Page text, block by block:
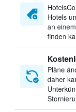
Hotels
an
finden
Pläne
daher